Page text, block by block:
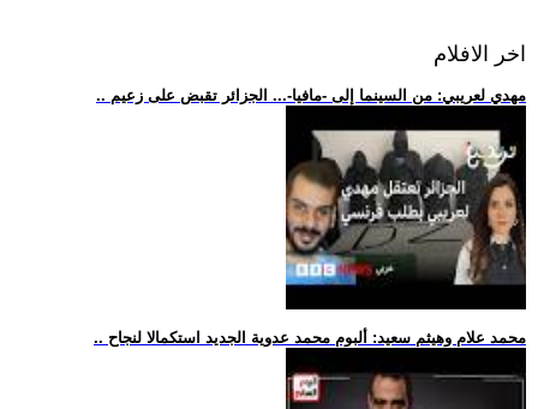
اخر الافلام
.. مهدي لعريبي: من السينما إلى -مافيا-... الجزائر تقبض على زعيم
.. محمد علام وهيثم سعيد: ألبوم محمد عدوية الجديد استكمالا لنجاح